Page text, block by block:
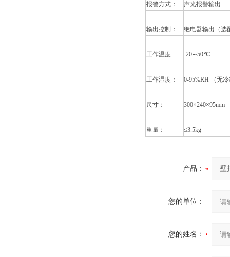
报警方式： 声光报警输出
输出控制： 继电器输出（选
工作温度 -20∽50℃
工作湿度： 0-95%RH （无
尺寸： 300×240×95mm
重量： ≤3.5kg
产品：
您的单位：
您的姓名：